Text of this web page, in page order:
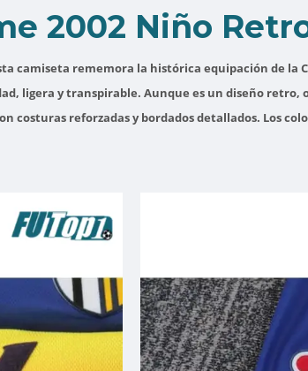
2002 Niño
camiseta rememora la histórica equipación de la
ligera y transpirable. Aunque es un diseño
costuras reforzadas y bordados detallados. Los